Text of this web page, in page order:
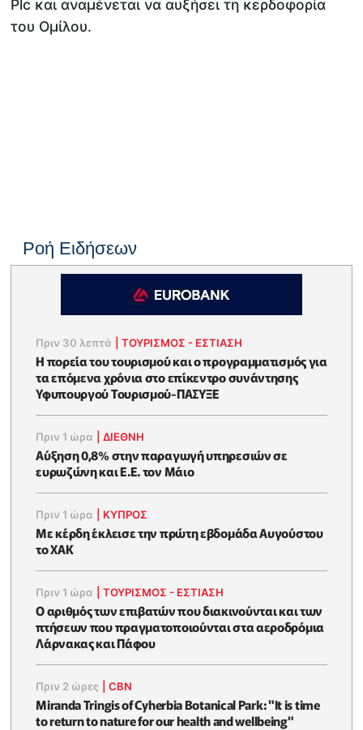
Plc και αναμένεται να αυξήσει τη κερδοφορία
του Ομίλου.
Ροή Ειδήσεων
Πριν 30 λεπτά |ΤΟΥΡΙΣΜΟΣ - ΕΣΤΙΑΣΗ
Η πορεία του τουρισμού και ο προγραμματισμός για
τα επόμενα χρόνια στο επίκεντρο συνάντησης
Υφυπουργού Τουρισμού-ΠΑΣΥΞΕ
Πριν 1 ώρα |ΔΙΕΘΝΗ
Αύξηση 0,8% στην παραγωγή υπηρεσιών σε
ευρωζώνη και Ε.Ε. τον Μάιο
Πριν 1 ώρα ΚΥΠΡΟΣ
Με κέρδη έκλεισε την πρώτη εβδομάδα Αυγούστου
το ΧΑΚ
Πριν 1 ώρα |ΤΟΥΡΙΣΜΟΣ - ΕΣΤΙΑΣΗ
Ο αριθμός των επιβατών που διακινούνται και των
πτήσεων που πραγματοποιούνται στα αεροδρόμια
Λάρνακας και Πάφου
Πριν 2 ώρες |CBN
Miranda Tringis of Cyherbia Botanical Park: "It is time
to return to nature for our health and wellbeing"